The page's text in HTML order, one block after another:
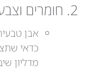
2. חומרים וצבעים
אבן
כדאי
מדליון